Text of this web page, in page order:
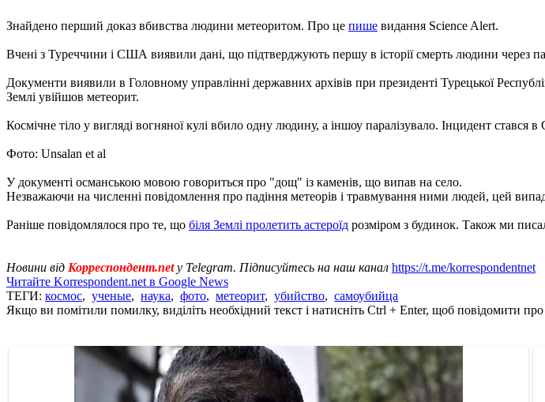
Знайдено перший доказ вбивства людини метеоритом. Про це пише видання Science Alert.
Вчені з Туреччини і США виявили дані, що підтверджують першу в історії смерть людини через
Документи виявили в Головному управлінні державних архівів при президенті Турецької
Землі увійшов метеорит.
Космічне тіло у вигляді вогняної кулі вбило одну людину, а іншоу паралізувало. Інцидент стався в
Фото: Unsalan et al
У документі османською мовою говориться про "дощ" із каменів, що випав на село.
Незважаючи на численні повідомлення про падіння метеорів і травмування ними людей, цей
Раніше повідомлялося про те, що біля Землі пролетить астероїд розміром з будинок. Також ми
Новини від Корреспондент.net у Telegram. Підписуйтесь на наш канал https://t.me/korrespondentnet
Читайте Korrespondent.net в Google News
ТЕГИ: космос, ученые, наука, фото, метеорит, убийство, самоубийца
Якщо ви помітили помилку, виділіть необхідний текст і натисніть Ctrl + Enter, щоб повідомити